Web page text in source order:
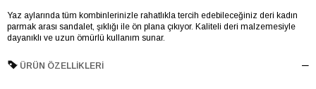
Yaz aylarında tüm kombinlerinizle rahatlıkla tercih edebileceğiniz deri kadın
parmak arası sandalet, şıklığı ile ön plana çıkıyor. Kaliteli deri malzemesiyle
dayanıklı ve uzun ömürlü kullanım sunar.
ÜRÜN ÖZELLIKLERI